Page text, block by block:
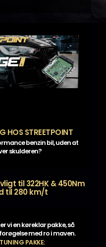
HOS STREETPOINT
benzin bil, uden at
skulderen?
til 322HK & 450Nm
til 280 km/t
vi en køreklar pakke, så
med ro i maven.
PAKKE: